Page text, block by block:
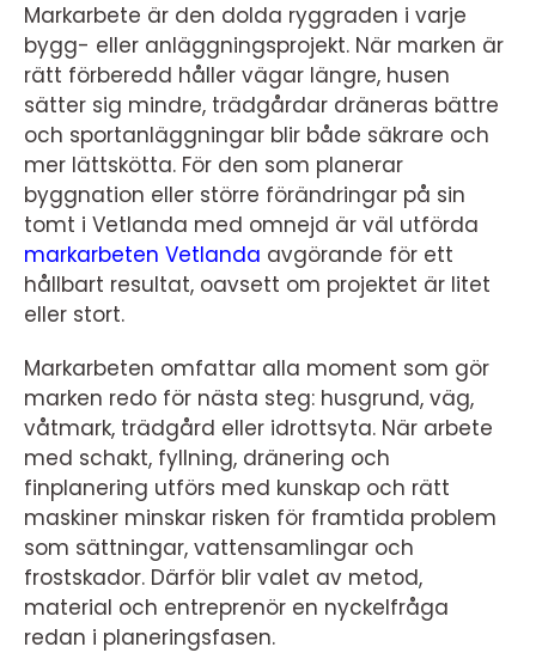
Markarbete är den dolda ryggraden i varje
bygg- eller anläggningsprojekt. När marken är
rätt förberedd håller vägar längre, husen
sätter sig mindre, trädgårdar dräneras bättre
och sportanläggningar blir både säkrare och
mer lättskötta. För den som planerar
byggnation eller större förändringar på sin
tomt i Vetlanda med omnejd är väl utförda
markarbeten Vetlanda avgörande för ett
hållbart resultat, oavsett om projektet är litet
eller stort.
Markarbeten omfattar alla moment som gör
marken redo för nästa steg: husgrund, väg,
våtmark, trädgård eller idrottsyta. När arbete
med schakt, fyllning, dränering och
finplanering utförs med kunskap och rätt
maskiner minskar risken för framtida problem
som sättningar, vattensamlingar och
frostskador. Därför blir valet av metod,
material och entreprenör en nyckelfråga
redan i planeringsfasen.